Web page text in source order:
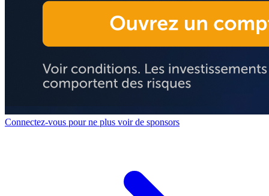
Connectez-vous pour ne plus voir de sponsors